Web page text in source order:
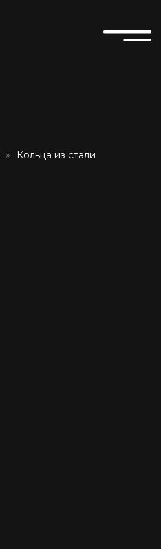
Кольца из стали